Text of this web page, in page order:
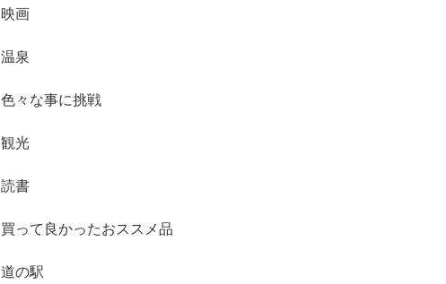
映画
温泉
色々な事に挑戦
観光
読書
買って良かったおススメ品
道の駅